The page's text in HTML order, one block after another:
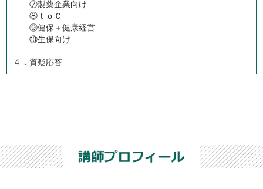
⑦製薬企業向け
⑧ｔｏＣ
⑨健保＋健康経営
⑩生保向け
４．質疑応答